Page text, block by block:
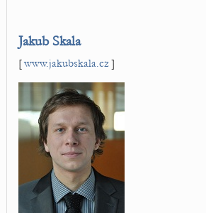
Jakub Skala
[www.jakubskala.cz]